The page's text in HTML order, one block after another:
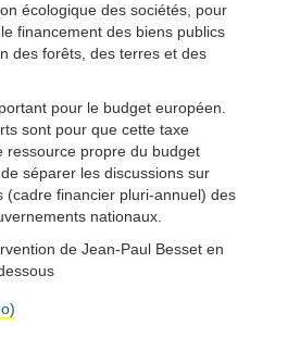
écologique des sociétés, pour
financement des biens publics
des forêts, des terres et des
pour le budget européen.
sont pour que cette taxe
ressource propre du budget
séparer les discussions sur
(cadre financier pluri-annuel) des
nationaux.
de Jean-Paul Besset en